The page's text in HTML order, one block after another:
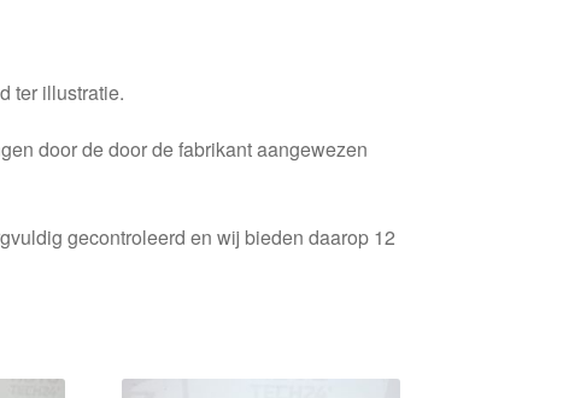
ter illustratie.
door de door de fabrikant aangewezen
gecontroleerd en wij bieden daarop 12